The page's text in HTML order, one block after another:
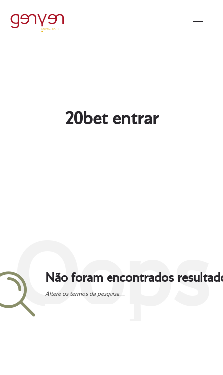
20bet entrar
Oops
Não foram encontrados
Altere os termos da pesquisa...